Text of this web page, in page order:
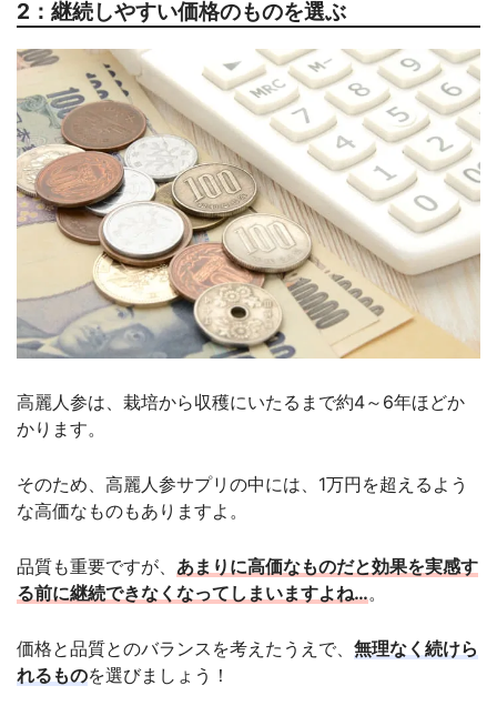
2：継続しやすい価格のものを選ぶ
高麗人参は、栽培から収穫にいたるまで約4～6年ほどか
かります。
そのため、高麗人参サプリの中には、1万円を超えるよう
な高価なものもありますよ。
品質も重要ですが、 あまりに高価なものだと効果を実感す
る前に継続できなくなってしまいますよね…。
価格と品質とのバランスを考えたうえで、 無理なく続けら
れるものを選びましょう！